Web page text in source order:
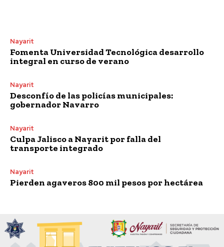
Nayarit
Fomenta Universidad Tecnológica desarrollo
integral en curso de verano
Nayarit
Desconfío de las policías municipales:
gobernador Navarro
Nayarit
Culpa Jalisco a Nayarit por falla del
transporte integrado
Nayarit
Pierden agaveros 800 mil pesos por hectárea